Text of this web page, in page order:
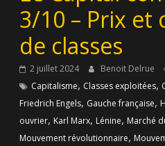
3/10 – Prix et
de classes
2 juillet 2024 Benoit Delrue
Capitalisme, Classes exploitées,
Friedrich Engels, Gauche française,
ouvrier, Karl Marx, Lénine, Marché
Mouvement révolutionnaire,